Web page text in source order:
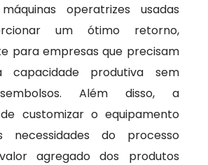
operatrizes usadas
um ótimo retorno,
para empresas que precisam
capacidade produtiva sem
Além disso, a
customizar o equipamento
necessidades do processo
agregado dos produtos